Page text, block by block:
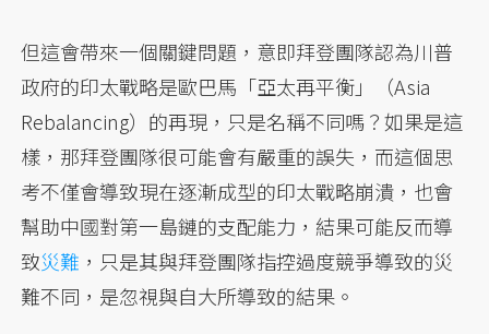
但這會帶來一個關鍵問題，意即拜登團隊認為川普
政府的印太戰略是歐巴馬「亞太再平衡」（Asia
Rebalancing）的再現，只是名稱不同嗎？如果是這
樣，那拜登團隊很可能會有嚴重的誤失，而這個思
考不僅會導致現在逐漸成型的印太戰略崩潰，也會
幫助中國對第一島鏈的支配能力，結果可能反而導
致災難 ，只是其與拜登團隊指控過度競爭導致的災
難不同，是忽視與自大所導致的結果。